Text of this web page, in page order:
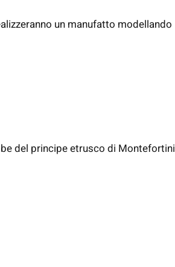
un manufatto modellando
del principe etrusco di Montefortini